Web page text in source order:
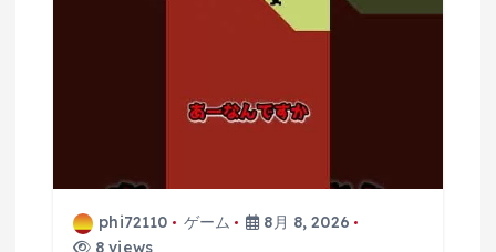
phi72110 ゲーム
8月 8, 2026
8 views